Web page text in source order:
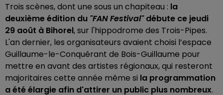
Trois scènes, dont une sous un chapiteau : la
deuxième édition du "FAN Festival"débute ce jeudi
29 août à Bihorel, sur l'hippodrome des Trois-Pipes.
L'an dernier, les organisateurs avaient choisi l’espace
Guillaume-le-Conquérant de Bois-Guillaume pour
mettre en avant des artistes régionaux, qui resteront
majoritaires cette année même si la programmation
a été élargie afin d'attirer un public plus nombreux.